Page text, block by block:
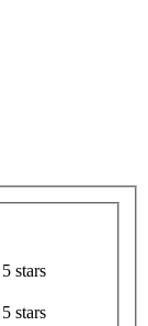
5 stars
5 stars